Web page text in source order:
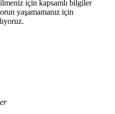
için kapsamlı bilgiler
yaşamamanız için